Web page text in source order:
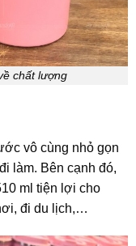
chất lượng
vô cùng nhỏ gọn
làm. Bên cạnh đó,
ml tiện lợi cho
đi du lịch,…